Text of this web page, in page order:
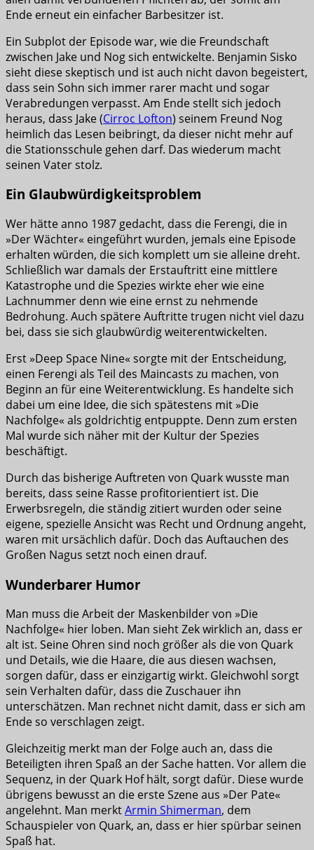
Ende erneut ein einfacher Barbesitzer ist.
Ein Subplot der Episode war, wie die Freundschaft
zwischen Jake und Nog sich entwickelte. Benjamin Sisko
sieht diese skeptisch und ist auch nicht davon begeistert,
dass sein Sohn sich immer rarer macht und sogar
Verabredungen verpasst. Am Ende stellt sich jedoch
heraus, dass Jake (Cirroc Lofton) seinem Freund Nog
heimlich das Lesen beibringt, da dieser nicht mehr auf
die Stationsschule gehen darf. Das wiederum macht
seinen Vater stolz.
Ein Glaubwürdigkeitsproblem
Wer hätte anno 1987 gedacht, dass die Ferengi, die in
»Der Wächter« eingeführt wurden, jemals eine Episode
erhalten würden, die sich komplett um sie alleine dreht.
Schließlich war damals der Erstauftritt eine mittlere
Katastrophe und die Spezies wirkte eher wie eine
Lachnummer denn wie eine ernst zu nehmende
Bedrohung. Auch spätere Auftritte trugen nicht viel dazu
bei, dass sie sich glaubwürdig weiterentwickelten.
Erst »Deep Space Nine« sorgte mit der Entscheidung,
einen Ferengi als Teil des Maincasts zu machen, von
Beginn an für eine Weiterentwicklung. Es handelte sich
dabei um eine Idee, die sich spätestens mit »Die
Nachfolge« als goldrichtig entpuppte. Denn zum ersten
Mal wurde sich näher mit der Kultur der Spezies
beschäftigt.
Durch das bisherige Auftreten von Quark wusste man
bereits, dass seine Rasse profitorientiert ist. Die
Erwerbsregeln, die ständig zitiert wurden oder seine
eigene, spezielle Ansicht was Recht und Ordnung angeht,
waren mit ursächlich dafür. Doch das Auftauchen des
Großen Nagus setzt noch einen drauf.
Wunderbarer Humor
Man muss die Arbeit der Maskenbilder von »Die
Nachfolge« hier loben. Man sieht Zek wirklich an, dass er
alt ist. Seine Ohren sind noch größer als die von Quark
und Details, wie die Haare, die aus diesen wachsen,
sorgen dafür, dass er einzigartig wirkt. Gleichwohl sorgt
sein Verhalten dafür, dass die Zuschauer ihn
unterschätzen. Man rechnet nicht damit, dass er sich am
Ende so verschlagen zeigt.
Gleichzeitig merkt man der Folge auch an, dass die
Beteiligten ihren Spaß an der Sache hatten. Vor allem die
Sequenz, in der Quark Hof hält, sorgt dafür. Diese wurde
übrigens bewusst an die erste Szene aus »Der Pate«
angelehnt. Man merktArmin Shimerman, dem
Schauspieler von Quark, an, dass er hier spürbar seinen
Spaß hat.